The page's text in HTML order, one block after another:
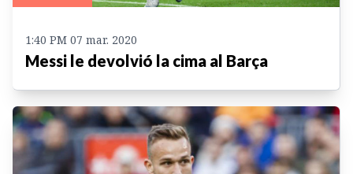
1:40 PM 07 mar. 2020
Messi le devolvió la cima al Barça